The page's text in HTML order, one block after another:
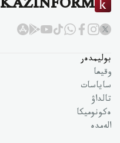
KAZINFORM
بوليمدەر
وقيعا
ساياسات
تالداۋ
ەكونوميكا
الەمدە